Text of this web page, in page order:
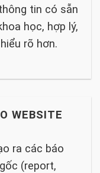
tin có sẵn
học, hợp lý,
rõ hơn.
WEBSITE
ra các báo
(report,